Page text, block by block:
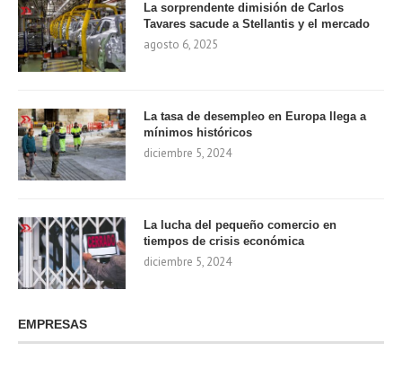
La sorprendente dimisión de Carlos
Tavares sacude a Stellantis y el mercado
agosto 6, 2025
La tasa de desempleo en Europa llega a
mínimos históricos
diciembre 5, 2024
La lucha del pequeño comercio en
tiempos de crisis económica
diciembre 5, 2024
EMPRESAS